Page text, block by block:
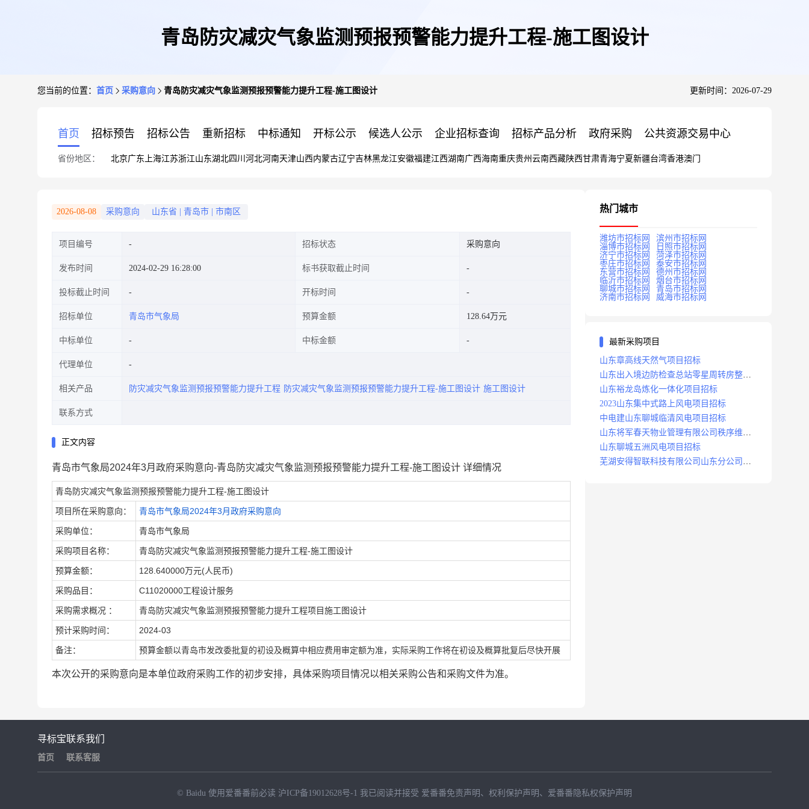
青岛防灾减灾气象监测预报预警能力提升工程-施工图设计
您当前的位置： 首页 采购意向 青岛防灾减灾气象监测预报预警能力提升工程-施工图设计 更新时间：2026-07-29
首页 招标预告 招标公告 重新招标 中标通知 开标公示 候选人公示 企业招标查询 招标产品分析 政府采购 公共资源交易中心
省份地区： 北京广东 上海江苏浙江山东湖北四川 河北河南天津山西内蒙古辽宁吉林黑龙江安徽福建江西湖南广西海南重庆贵州 云南西藏陕西甘肃青海宁夏新疆台湾香港澳门
2026-08-08 采购意向 山东省 青岛市 市南区
项目编号 招标状态 采购意向
发布时间 2024-02-29 16:28:00 标书获取截止时间
投标截止时间 开标时间
招标单位 青岛市气象局 预算金额 128.64万元
中标单位 中标金额
代理单位
相关产品 防灾减灾气象监测预报预警能力提升工程 防灾减灾气象监测预报预警能力提升工程-施工图设计 施工图设计
联系方式
正文内容
青岛市气象局2024年3月政府采购意向-青岛防灾减灾气象监测预报预警能力提升工程-施工图设计 详细情况
青岛防灾减灾气象监测预报预警能力提升工程-施工图设计
项目所在采购意向： 青岛市气象局2024年3月政府采购意向
采购单位： 青岛市气象局
采购项目名称： 青岛防灾减灾气象监测预报预警能力提升工程-施工图设计
预算金额： 128.640000万元(人民币)
采购品目： C11020000工程设计服务
采购需求概况 ： 青岛防灾减灾气象监测预报预警能力提升工程项目施工图设计
预计采购时间： 2024-03
备注： 预算金额以青岛市发改委批复的初设及概算中相应费用审定额为准，实际采购工作将在初设及概算批复后尽快开展
本次公开的采购意向是本单位政府采购工作的初步安排，具体采购项目情况以相关采购公告和采购文件为准。
热门城市
潍坊市招标网
滨州市招标网
淄博市招标网
日照市招标网
济宁市招标网
菏泽市招标网
枣庄市招标网
泰安市招标网
东营市招标网
德州市招标网
临沂市招标网
烟台市招标网
聊城市招标网
青岛市招标网
济南市招标网
威海市招标网
最新采购项目
山东章高线天然气项目招标
山东出入境边防检查总站零星周转房整修
项目招标中标
山东裕龙岛炼化一体化项目招标
2023山东集中式路上风电项目招标
中电建山东聊城临清风电项目招标
山东将军春天物业管理有限公司秩序维护
服务项目招标公告
山东聊城五洲风电项目招标
芜湖安得智联科技有限公司山东分公司济
寻标宝
首页
联系我们
联系客服
© Baidu 使用爱番番前必读 沪ICP备19012628号-1 我已阅读并接受 爱番番免责声明 、 权利保护声明 、 爱番番隐私权保护声明